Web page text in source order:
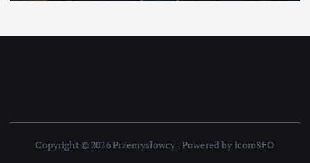
Copyright © 2026 Przemysłowcy | Powered by icomSEO